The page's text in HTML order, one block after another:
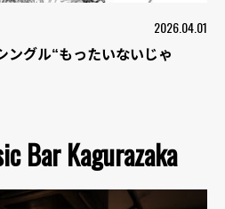
2026.04.01
グル“もったいないじゃ
Bar Kagurazaka